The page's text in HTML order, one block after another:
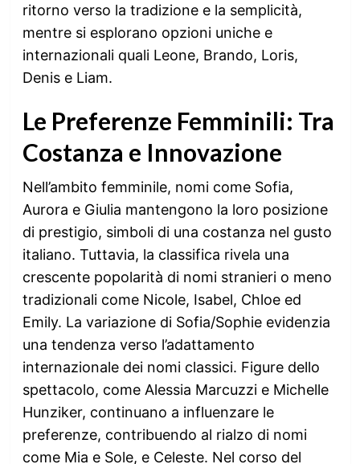
ritorno verso la tradizione e la semplicità,
mentre si esplorano opzioni uniche e
internazionali quali Leone, Brando, Loris,
Denis e Liam.
Le Preferenze Femminili: Tra
Costanza e Innovazione
Nell’ambito femminile, nomi come Sofia,
Aurora e Giulia mantengono la loro posizione
di prestigio, simboli di una costanza nel gusto
italiano. Tuttavia, la classifica rivela una
crescente popolarità di nomi stranieri o meno
tradizionali come Nicole, Isabel, Chloe ed
Emily. La variazione di Sofia/Sophie evidenzia
una tendenza verso l’adattamento
internazionale dei nomi classici. Figure dello
spettacolo, come Alessia Marcuzzi e Michelle
Hunziker, continuano a influenzare le
preferenze, contribuendo al rialzo di nomi
come Mia e Sole, e Celeste. Nel corso del